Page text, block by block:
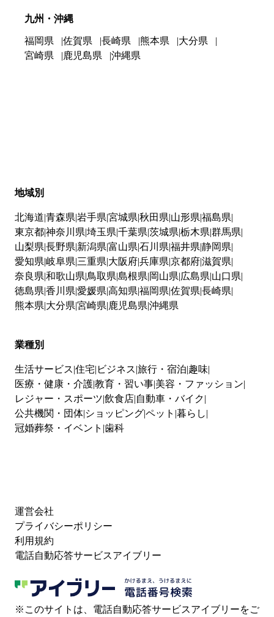
九州・沖縄
福岡県 佐賀県 長崎県 熊本県
大分県
宮崎県
鹿児島県 沖縄県
地域別
北海道 青森県 岩手県 宮城県 秋田県 山形県 福島県
東京都神奈川県 埼玉県 千葉県 茨城県 栃木県 群馬県
山梨県 長野県 新潟県 富山県 石川県 福井県 静岡県
愛知県 岐阜県 三重県 大阪府兵庫県 京都府滋賀県
奈良県 和歌山県 鳥取県 島根県 岡山県 広島県 山口県
徳島県 香川県 愛媛県 高知県 福岡県 佐賀県 長崎県
熊本県 大分県 宮崎県 鹿児島県 沖縄県
業種別
生活サービス 住宅 ビジネス 旅行・宿泊 趣味
医療・健康・介護教育・習い事 美容・ファッション
レジャー・スポーツ 飲食店 自動車・バイク
公共機関・団体 ショッピングペット 暮らし
冠婚葬祭・イベント 歯科
運営会社
プライバシーポリシー
利用規約
電話自動応答サービスアイブリー
※このサイトは、電話自動応答サービスアイブリーをご